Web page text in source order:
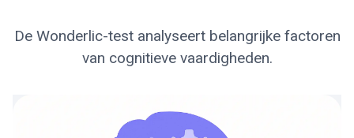
De Wonderlic-test analyseert belangrijke factoren
van cognitieve vaardigheden.